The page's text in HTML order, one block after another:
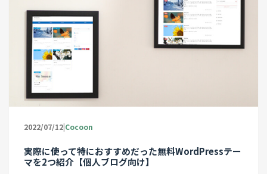
2022/07/12|Cocoon
実際に使って特におすすめだった無料WordPressテー
マを2つ紹介【個人ブログ向け】